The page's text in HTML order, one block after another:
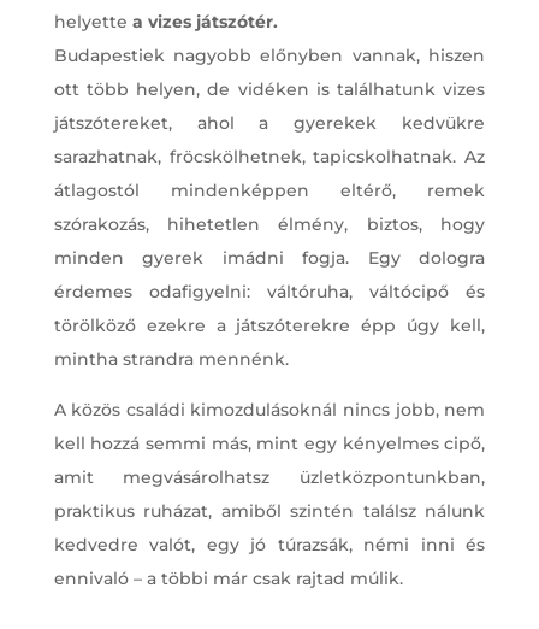
helyette a vizes játszótér.
Budapestiek nagyobb előnyben vannak, hiszen
ott több helyen, de vidéken is találhatunk vizes
játszótereket, ahol a gyerekek kedvükre
sarazhatnak, fröcskölhetnek, tapicskolhatnak. Az
átlagostól mindenképpen eltérő, remek
szórakozás, hihetetlen élmény, biztos, hogy
minden gyerek imádni fogja. Egy dologra
érdemes odafigyelni: váltóruha, váltócipő és
törölköző ezekre a játszóterekre épp úgy kell,
mintha strandra mennénk.
A közös családi kimozdulásoknál nincs jobb, nem
kell hozzá semmi más, mint egy kényelmes cipő,
amit megvásárolhatsz üzletközpontunkban,
praktikus ruházat, amiből szintén találsz nálunk
kedvedre valót, egy jó túrazsák, némi inni és
ennivaló – a többi már csak rajtad múlik.